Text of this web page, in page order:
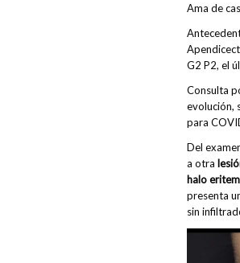
Ama de
G2 P2, el
Consulta
evolución,
para
Del
a otra
halo
presenta
sin